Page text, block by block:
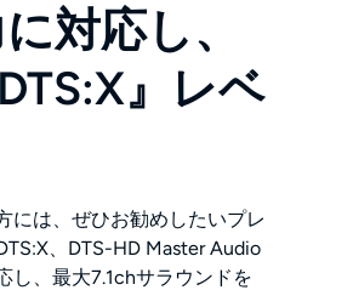
対応し、
』レベ
には、ぜひお勧めしたいプレ
、DTS-HD Master Audio
し、最大7.1chサラウンドを